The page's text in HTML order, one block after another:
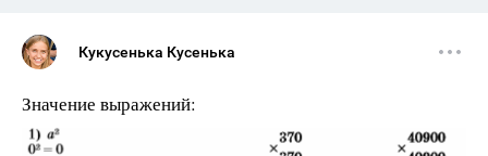
Кукусенька Кусенька
Значение выражений: